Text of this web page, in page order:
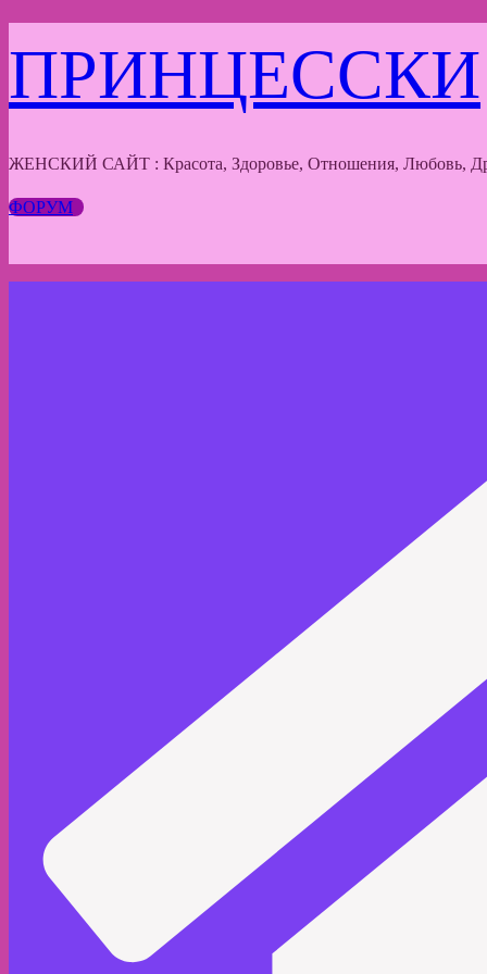
к
содержимому
ПРИНЦЕССКИ
ЖЕНСКИЙ САЙТ : Красота, Здоровье, Отношения, Любовь,
ФОРУМ